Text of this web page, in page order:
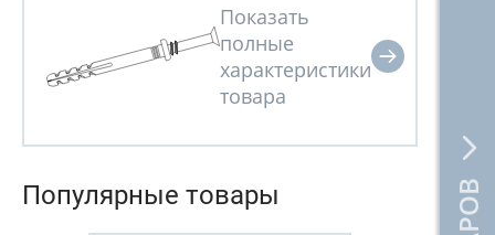
Популярные товары